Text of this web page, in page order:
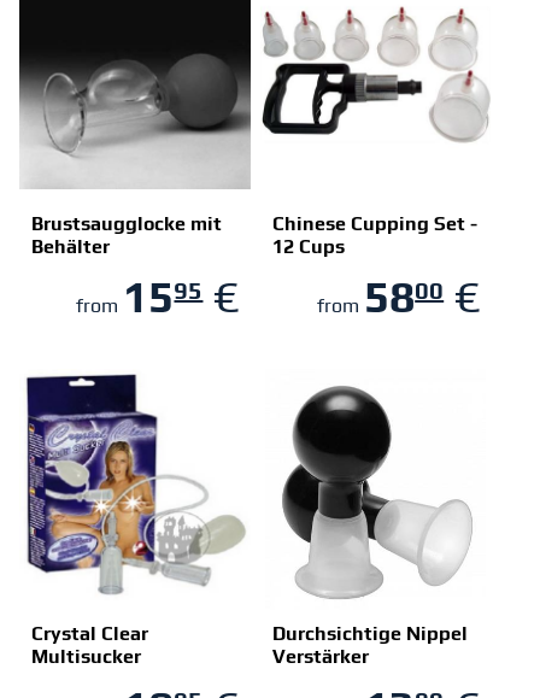
Brustsaugglocke mit
Behälter
from 1595€
Chinese Cupping Set -
12 Cups
from 5800€
Crystal Clear
Multisucker
Durchsichtige Nippel
Verstärker